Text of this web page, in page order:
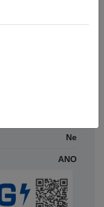
R
Ne
ANO